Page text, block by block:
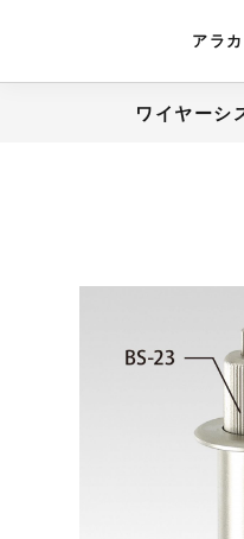
アラ
ワイヤーシ